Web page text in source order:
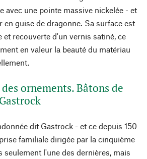
avec une pointe massive nickelée - et
en guise de dragonne. Sa surface est
et recouverte d'un vernis satiné, ce
en valeur la beauté du matériau
ornements. Bâtons de
dit Gastrock - et ce depuis 150
familiale dirigée par la cinquième
seulement l'une des dernières, mais